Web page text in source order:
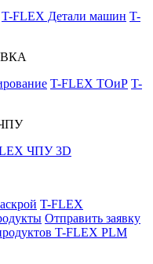
T-FLEX Детали машин T-
T-FLEX ТОиР T-
ЧПУ 3D
T-FLEX
Отправить заявку
T-FLEX PLM